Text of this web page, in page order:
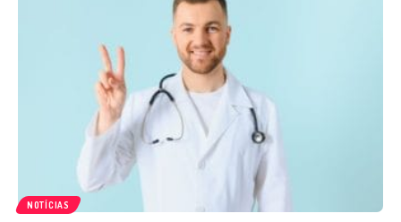
NOTÍCIAS